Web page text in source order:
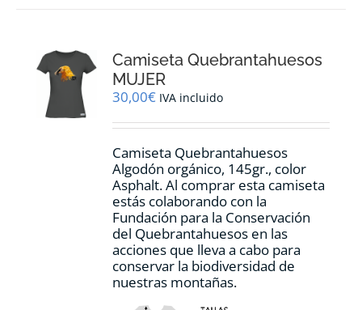
se
elegir
la
de
producto
Camiseta Quebrantahuesos
MUJER
30,00€ IVA incluido
Camiseta Quebrantahuesos
Algodón orgánico, 145gr., color
Asphalt. Al comprar esta camiseta
estás colaborando con la
Fundación para la Conservación
del Quebrantahuesos en las
acciones que lleva a cabo para
conservar la biodiversidad de
nuestras montañas.